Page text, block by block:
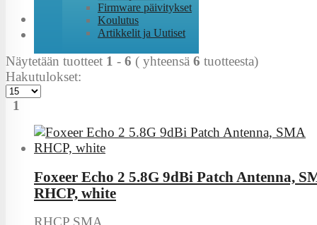
Firmware päivitykset
Koulutus
Artikkelit ja Uutiset
Näytetään tuotteet 1 - 6 ( yhteensä 6 tuotteesta)
Hakutulokset:
1
Foxeer Echo 2 5.8G 9dBi Patch Antenna,
RHCP, white
RHCP SMA...